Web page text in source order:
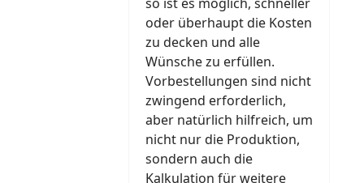
oder überhaupt die Kosten
zu decken und alle
Wünsche zu erfüllen.
Vorbestellungen sind nicht
zwingend erforderlich,
aber natürlich hilfreich, um
nicht nur die Produktion,
sondern auch die
Kalkulation für weitere